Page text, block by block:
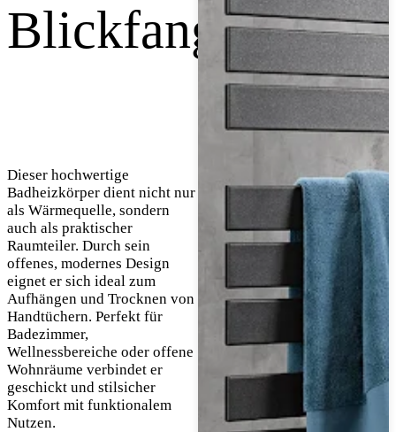
Blickfang
Dieser hochwertige
Badheizkörper dient nicht nur
als Wärmequelle, sondern
auch als praktischer
Raumteiler. Durch sein
offenes, modernes Design
eignet er sich ideal zum
Aufhängen und Trocknen von
Handtüchern. Perfekt für
Badezimmer,
Wellnessbereiche oder offene
Wohnräume verbindet er
geschickt und stilsicher
Komfort mit funktionalem
Nutzen.